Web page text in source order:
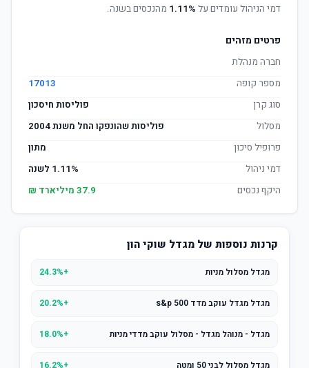
דמי הניהול עומדים על 1.11% מהנכסים בשנה.
פרטים מזהים
חברה מנהלת
מספר קופה
17013
סוג קרן
פוליסות חיסכון
מסלול
פוליסות שהונפקו החל משנת 2004
פרופיל סיכון
מתון
דמי ניהול
1.11% לשנה
היקף נכסים
37.9 מיליארד ₪
קרנות נוספות של מגדל שוקי הון
מגדל מסלול מניות +24.3%
מגדל מגדל עוקב מדד s&p 500 +20.2%
מגדל - מנוהל מגדל - מסלול עוקב מדדי מניות +18.0%
מגדל מסלול לבני 50 ומטה +16.2%